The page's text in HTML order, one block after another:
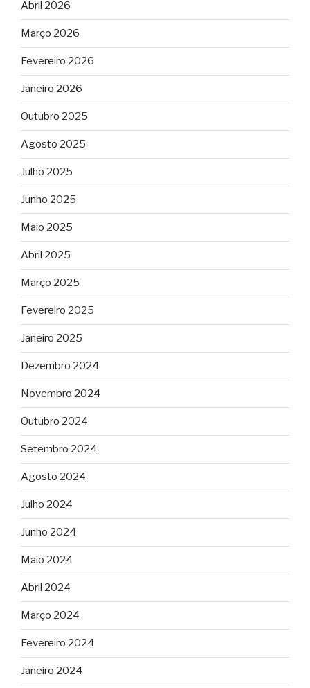
Abril 2026
Março 2026
Fevereiro 2026
Janeiro 2026
Outubro 2025
Agosto 2025
Julho 2025
Junho 2025
Maio 2025
Abril 2025
Março 2025
Fevereiro 2025
Janeiro 2025
Dezembro 2024
Novembro 2024
Outubro 2024
Setembro 2024
Agosto 2024
Julho 2024
Junho 2024
Maio 2024
Abril 2024
Março 2024
Fevereiro 2024
Janeiro 2024